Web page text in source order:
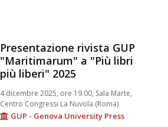
Presentazione rivista GUP
"Maritimarum" a "Più libri
più liberi" 2025
4 dicembre 2025, ore 19.00, Sala Marte,
Centro Congressi La Nuvola (Roma)
GUP - Genova University Press